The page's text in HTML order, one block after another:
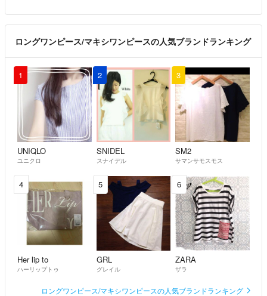
https://www.kaitori-abj.com/auctionsize/sizelist.html
※こちらのアカウントはラクマ公式パートナーの株式会社ABJによって
運営されています。
https://fril.jp/ts/official/law/abj/
▼返品特約
https://fril.jp/ts/official/law/abj/#return_policy
ロングワンピース/マキシワンピースの人気ブランドランキング
1
UNIQLO
ユニクロ
2
SNIDEL
スナイデル
3
SM2
サマンサモスモス
4
Her lip to
ハーリップトゥ
5
GRL
グレイル
6
ZARA
ザラ
ロングワンピース/マキシワンピースの人気ブランドランキング